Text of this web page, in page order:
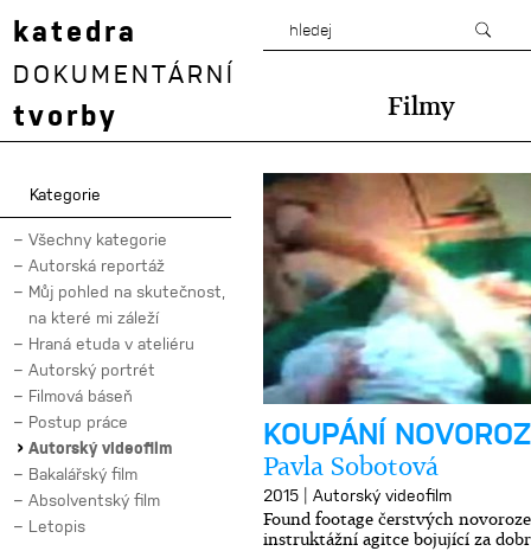
katedra
DOKUMENTÁRNÍ
tvorby Filmy
Kategorie
Všechny kategorie
Autorská reportáž
Můj pohled na skutečnost,
na které mi záleží
Hraná etuda v ateliéru
Autorský portrét
Filmová báseň
Postup práce
Autorský videofilm
Bakalářský film
Absolventský film
Letopis
KOUPÁNÍ
Pavla Sobotová
2015 | Autorský videofilm
Found footage čerstvých
instruktážní agitce bojující za